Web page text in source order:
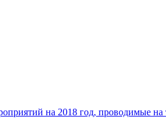
на 2018 год, проводимые